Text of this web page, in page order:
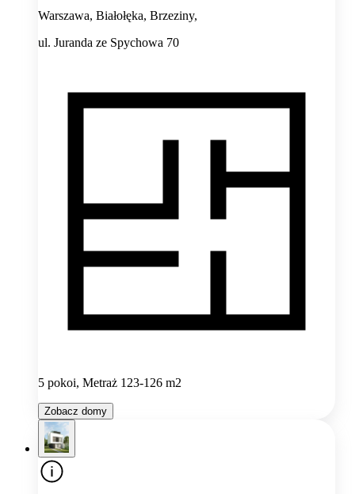
Warszawa, Białołęka, Brzeziny,
ul. Juranda ze Spychowa 70
5 pokoi, Metraż 123-126 m2
Zobacz domy